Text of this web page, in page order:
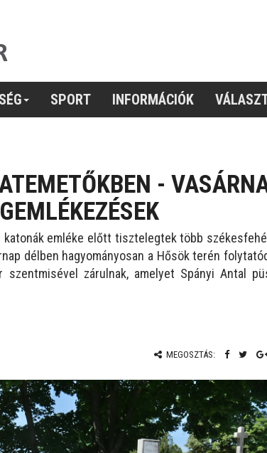
SPORT INFORMÁCIÓK
-
katonák emléke előtt tisztelegtek több
délben hagyományosan a Hősök terén
szentmisével zárulnak, amelyet Spányi Antal
MEGOSZTÁS: